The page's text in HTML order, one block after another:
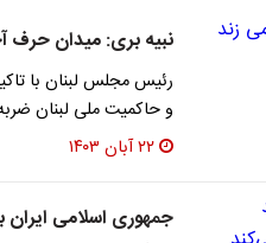
نبیه بری: میدان حرف
رئیس مجلس لبنان با
و حاکمیت ملی لبنان
۲۲ آبان ۱۴۰۳
جمهوری اسلامی